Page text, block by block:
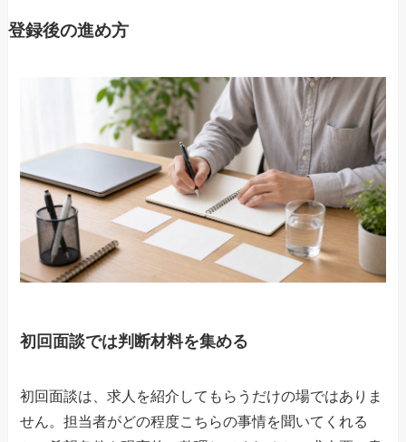
登録後の進め方
初回面談では判断材料を集める
初回面談は、求人を紹介してもらうだけの場ではありま
せん。担当者がどの程度こちらの事情を聞いてくれる